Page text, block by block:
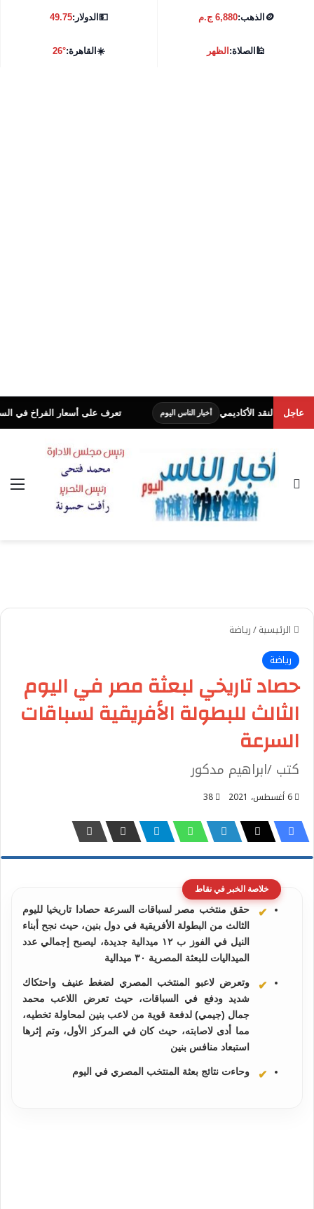
🪙 الذهب:6,880 ج.م 💵الدولار:49.75
🕌الصلاة:الظهر ☀️القاهرة:26°
عاجل أخبار الناس اليوم تعرف على أسعار الفراخ في السوق..
بحث عن
الرئيسية/رياضة
رياضة
حصاد تاريخي لبعثة مصر في اليوم
الثالث للبطولة الأفريقية لسباقات
السرعة
كتب /ابراهيم مدكور
6 أغسطس، 2021 38
خلاصة الخبر في نقاط
حقق منتخب مصر لسباقات السرعة حصادا تاريخيا لليوم
الثالث من البطولة الأفريقية في دول بنين، حيث نجح أبناء
النيل في الفوز ب ١٢ ميدالية جديدة، ليصبح إجمالي عدد
الميداليات للبعثة المصرية ٣٠ ميدالية
وتعرض لاعبو المنتخب المصري لضغط عنيف واحتكاك
شديد ودفع في السباقات، حيث تعرض اللاعب محمد
جمال (جيمي) لدفعة قوية من لاعب بنين لمحاولة تخطيه،
مما أدى لاصابته، حيث كان في المركز الأول، وتم إثرها
استبعاد منافس بنين
وحاءت نتائج بعثة المنتخب المصري في اليوم